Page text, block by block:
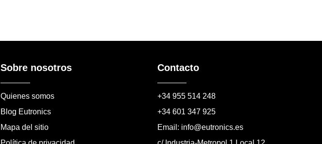
Sobre nosotros
Quienes somos
Blog Eutronics
Mapa del sitio
Contacto
+34 955 514 248
+34 601 347 925
Email: info@eutronics.es